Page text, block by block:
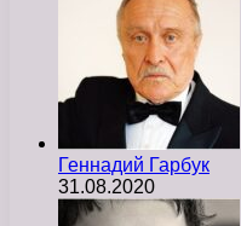
Геннадий Гарбук
31.08.2020